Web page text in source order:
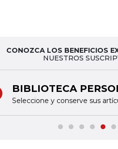
CONOZCA LOS BENEFICIOS
NUESTROS
BIBLIOTECA
Seleccione y conserve sus